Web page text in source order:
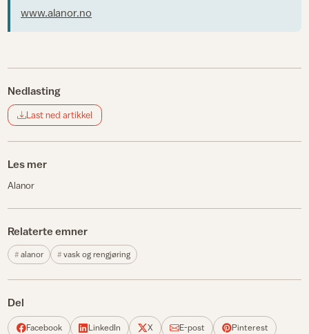
www.alanor.no
Nedlasting
Last ned artikkel
Les mer
Alanor
Relaterte emner
alanor vask og rengjøring
Del
Facebook LinkedIn X E-post Pinterest